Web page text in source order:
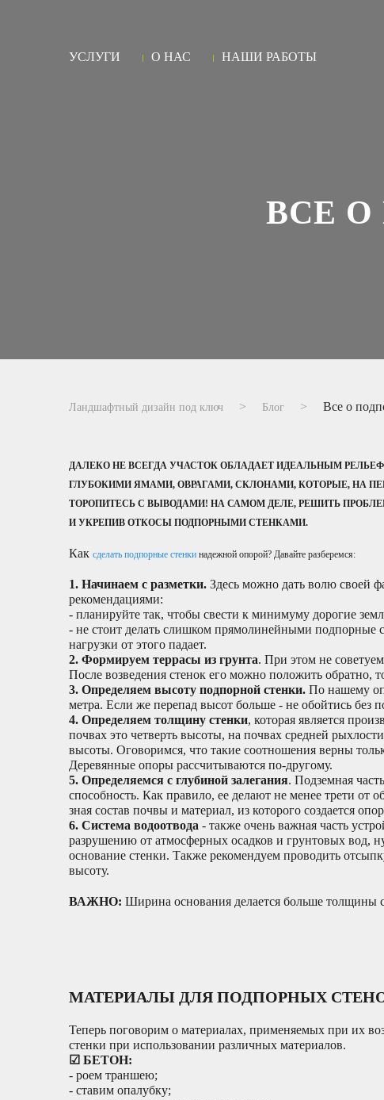
УСЛУГИ О НАС НАШИ РАБОТЫ
ВСЕ
Ландшафтный дизайн под ключ Блог Все о
ДАЛЕКО НЕ ВСЕГДА УЧАСТОК ОБЛАДАЕТ ИДЕАЛЬНЫМ
ГЛУБОКИМИ ЯМАМИ, ОВРАГАМИ, СКЛОНАМИ, КОТОРЫЕ, НА
ТОРОПИТЕСЬ С ВЫВОДАМИ! НА САМОМ ДЕЛЕ, РЕШИТЬ
И УКРЕПИВ ОТКОСЫ ПОДПОРНЫМИ СТЕНКАМИ.
Как сделать подпорные стенки надежной опорой? Давайте разберемся:
1. Начинаем с разметки. Здесь можно дать волю своей
рекомендациями:
- планируйте так, чтобы свести к минимуму дорогие
- не стоит делать слишком прямолинейными подпорные
нагрузки от этого падает.
2. Формируем террасы из грунта. При этом не
После возведения стенок его можно положить обратно,
3. Определяем высоту подпорной стенки. По нашему
метра. Если же перепад высот больше - не обойтись без
4. Определяем толщину стенки, которая является
почвах это четверть высоты, на почвах средней
высоты. Оговоримся, что такие соотношения верны
Деревянные опоры рассчитываются по-другому.
5. Определяемся с глубиной залегания. Подземная
способность. Как правило, ее делают не менее трети
зная состав почвы и материал, из которого создается
6. Система водоотвода - также очень важная часть
разрушению от атмосферных осадков и грунтовых вод,
основание стенки. Также рекомендуем проводить
высоту.
ВАЖНО: Ширина основания делается больше толщины
МАТЕРИАЛЫ ДЛЯ ПОДПОРНЫХ
Теперь поговорим о материалах, применяемых при их
стенки при использовании различных материалов.
☑ БЕТОН:
- роем траншею;
- ставим опалубку;